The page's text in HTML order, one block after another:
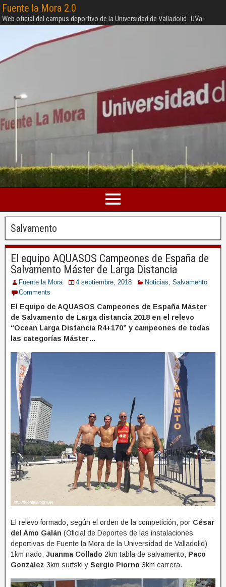
Fuente la Mora 2.0
Web oficial del campus deportivo de la Universidad de Valladolid -UVa-
Salvamento
El equipo AQUASOS Campeones de España de
Salvamento Máster de Larga Distancia
Fuente la Mora 4 septiembre, 2018 Noticias, Salvamento
Comments
El Equipo de AQUASOS Campeones de España Máster
de Salvamento de Larga distancia 2018 en el relevo
“Ocean Larga Distancia R4+170” y campeones de todas
las categorías Máster…
El relevo formado, según el orden de la competición, por César
del Amo Galán (Oficial de Deportes de las instalaciones
deportivas de Fuente la Mora de la Universidad de Valladolid)
1km nado, Juanma Collado 2km tabla de salvamento, Paco
González 3km surfski y Sergio Piorno 3km carrera.